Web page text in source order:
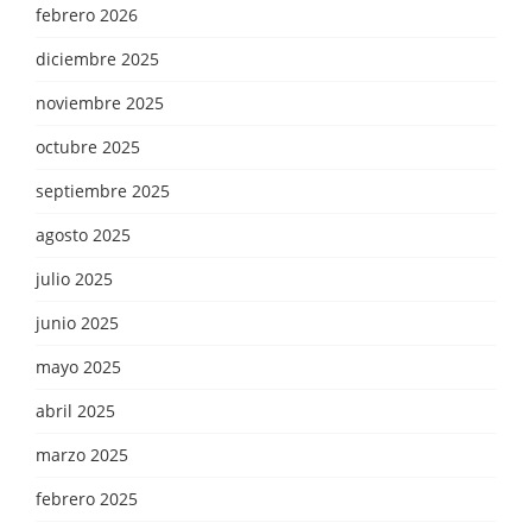
febrero 2026
diciembre 2025
noviembre 2025
octubre 2025
septiembre 2025
agosto 2025
julio 2025
junio 2025
mayo 2025
abril 2025
marzo 2025
febrero 2025